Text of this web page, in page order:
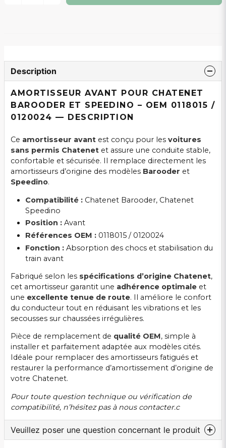
Description
AMORTISSEUR AVANT POUR CHATENET
BAROODER ET SPEEDINO – OEM 0118015 /
0120024 — DESCRIPTION
Ce amortisseur avant est conçu pour les voitures
sans permis Chatenet et assure une conduite stable,
confortable et sécurisée. Il remplace directement les
amortisseurs d’origine des modèles Barooder et
Speedino.
Compatibilité :Chatenet Barooder, Chatenet
Speedino
Position :Avant
Références OEM :0118015 / 0120024
Fonction :Absorption des chocs et stabilisation du
train avant
Fabriqué selon les spécifications d’origine Chatenet,
cet amortisseur garantit une adhérence optimale et
une excellente tenue de route. Il améliore le confort
du conducteur tout en réduisant les vibrations et les
secousses sur chaussées irrégulières.
Pièce de remplacement de qualité OEM, simple à
installer et parfaitement adaptée aux modèles cités.
Idéale pour remplacer des amortisseurs fatigués et
restaurer la performance d’amortissement d’origine de
votre Chatenet.
Pour toute question technique ou vérification de
compatibilité, n’hésitez pas à nous contacter.c
Veuillez poser une question concernant le produit